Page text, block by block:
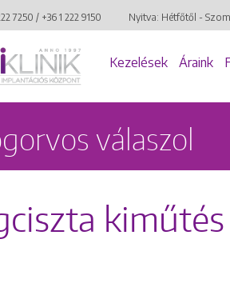
7250 / +36 1 222 9150 Nyitva: Hétfőtől -
Kezelések Áraink
válaszol